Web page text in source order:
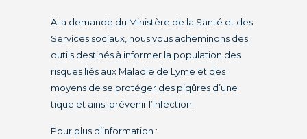
À la demande du Ministère de la Santé et des
Services sociaux, nous vous acheminons des
outils destinés à informer la population des
risques liés aux Maladie de Lyme et des
moyens de se protéger des piqûres d’une
tique et ainsi prévenir l’infection.
Pour plus d’information :